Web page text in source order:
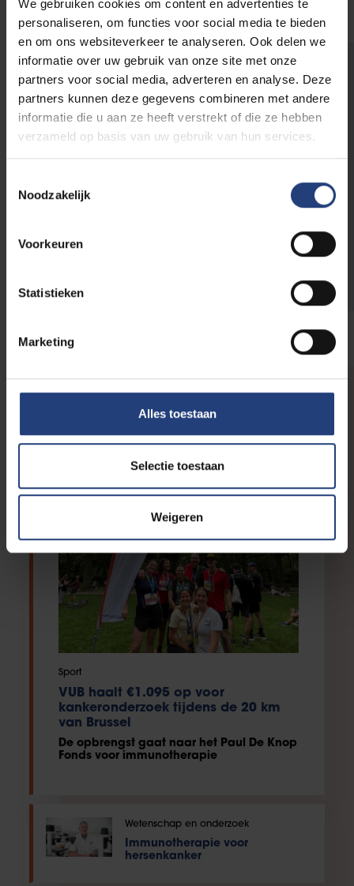
We gebruiken cookies om content en advertenties te
personaliseren, om functies voor social media te bieden
en om ons websiteverkeer te analyseren. Ook delen we
informatie over uw gebruik van onze site met onze
partners voor social media, adverteren en analyse. Deze
partners kunnen deze gegevens combineren met andere
informatie die u aan ze heeft verstrekt of die ze hebben
verzameld op basis van uw gebruik van hun services.
Noodzakelijk
Voorkeuren
Statistieken
Marketing
Alles toestaan
Selectie toestaan
Weigeren
toestel.
Schenk nu en maak het
verschil!
Schenk online of via een overschrijving op het
Giften
vanaf € 40 zijn
IN THE SPOTLIGHT
Jouw steun in actie
Sport
VUB haalt €1.095 op voor
kankeronderzoek tijdens de 20 km
van Brussel
De opbrengst gaat naar het Paul De Knop
Fonds voor immunotherapie
Wetenschap en onderzoek
Immunotherapie voor
hersenkanker